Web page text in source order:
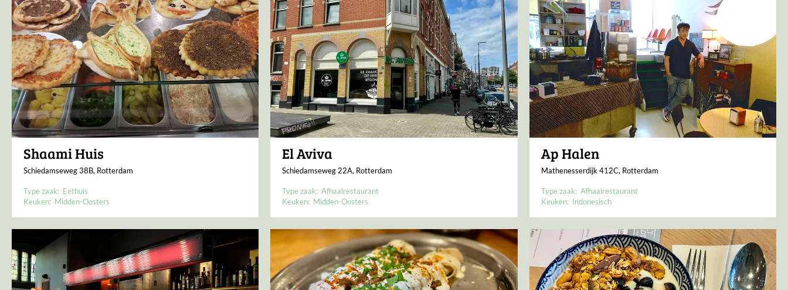
Shaami Huis
Schiedamseweg 38B, Rotterdam
Type zaak: Eethuis
Keuken: Midden-Oosters
El Aviva
Schiedamseweg 22A, Rotterdam
Type zaak: Afhaalrestaurant
Keuken: Midden-Oosters
Ap Halen
Mathenesserdijk 412C, Rotterdam
Type zaak: Afhaalrestaurant
Keuken: Indonesisch